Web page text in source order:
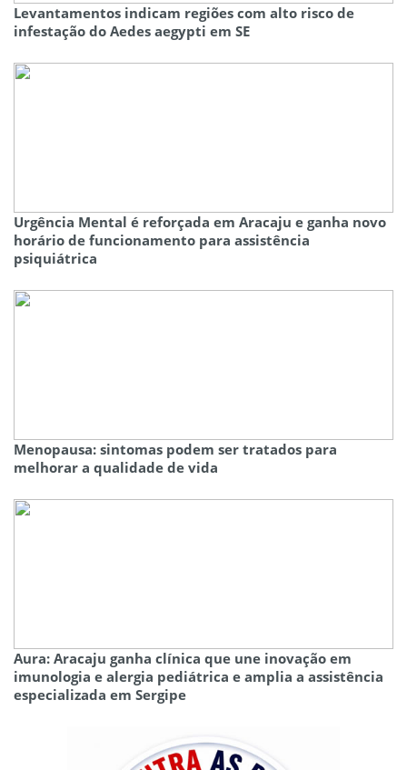
Levantamentos indicam regiões com alto risco de
infestação do Aedes aegypti em SE
Urgência Mental é reforçada em Aracaju e ganha novo
horário de funcionamento para assistência
psiquiátrica
Menopausa: sintomas podem ser tratados para
melhorar a qualidade de vida
Aura: Aracaju ganha clínica que une inovação em
imunologia e alergia pediátrica e amplia a assistência
especializada em Sergipe